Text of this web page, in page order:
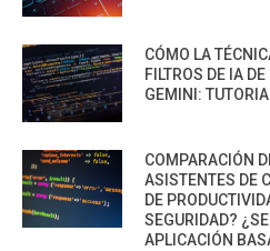
CÓMO LA
FILTROS DE IA
GEMINI:
COMPARACIÓN
ASISTENTES DE
DE
SEGURIDAD?
APLICACIÓN